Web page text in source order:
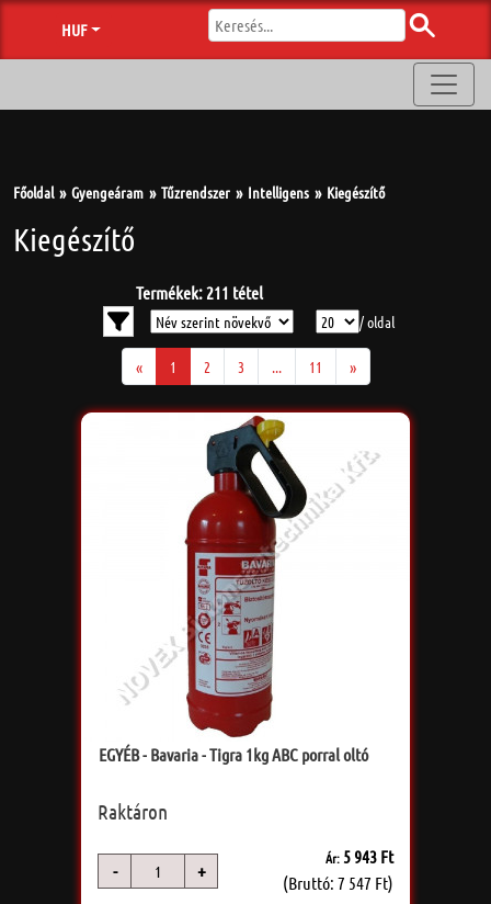
HUF
Főoldal Gyengeáram Tűzrendszer Intelligens Kiegészítő
Kiegészítő
Termékek: 211 tétel
/ oldal
« 1 2 3 ... 11 »
EGYÉB - Bavaria - Tigra 1kg ABC porral oltó
Raktáron
- +
Ár: 5 943 Ft
(Bruttó: 7 547 Ft)